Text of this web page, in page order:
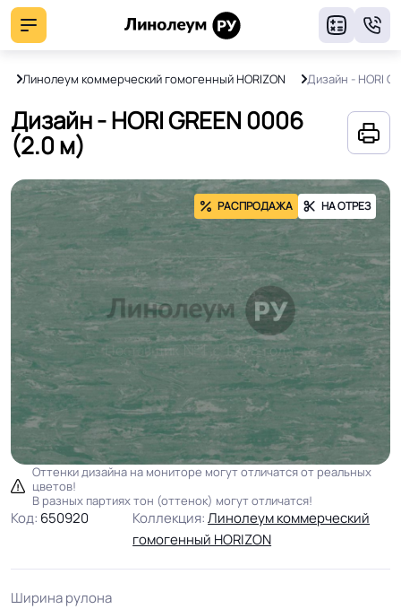
Линолеум коммерческий гомогенный HORIZON Дизайн - HORI
Дизайн - HORI GREEN 0006
(2.0 м)
РАСПРОДАЖА НА ОТРЕЗ
Оттенки дизайна на мониторе могут отличатся от реальных
цветов!
В разных партиях тон (оттенок) могут отличатся!
Код: 650920 Коллекция:Линолеум коммерческий
гомогенный HORIZON
Ширина рулона